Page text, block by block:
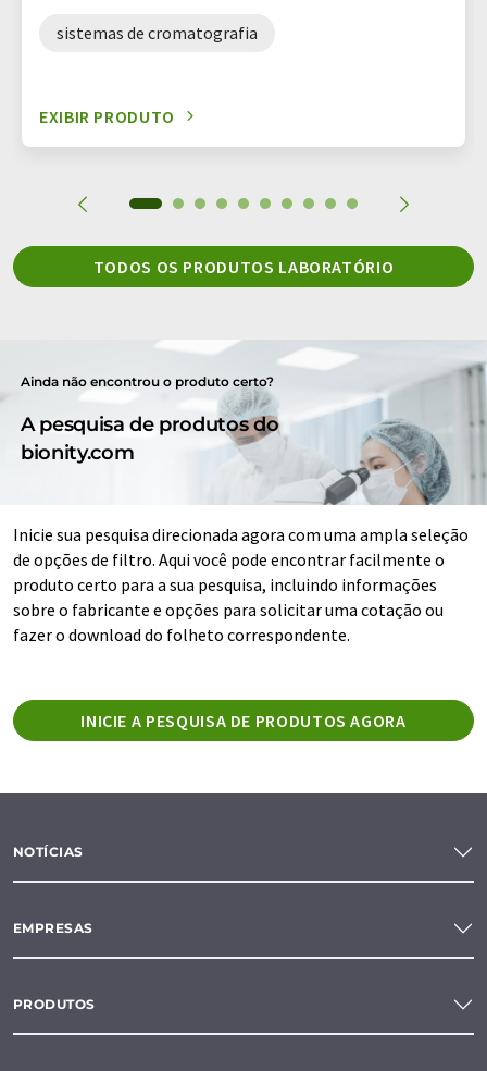
sistemas de cromatografia
EXIBIR PRODUTO
TODOS OS PRODUTOS LABORATÓRIO
Ainda não encontrou o produto certo?
A pesquisa de produtos do
bionity.com
Inicie sua pesquisa direcionada agora com uma ampla seleção
de opções de filtro. Aqui você pode encontrar facilmente o
produto certo para a sua pesquisa, incluindo informações
sobre o fabricante e opções para solicitar uma cotação ou
fazer o download do folheto correspondente.
INICIE A PESQUISA DE PRODUTOS AGORA
NOTÍCIAS
EMPRESAS
PRODUTOS